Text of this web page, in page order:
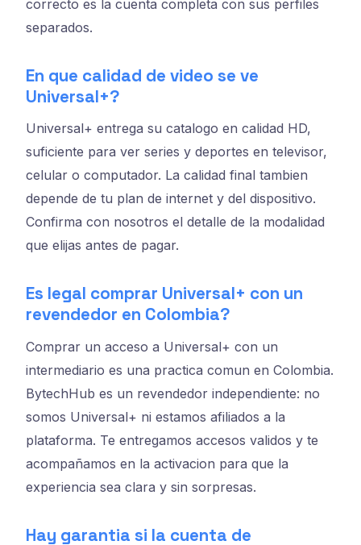
correcto es la cuenta completa con sus perfiles
separados.
En que calidad de video se ve
Universal+?
Universal+ entrega su catalogo en calidad HD,
suficiente para ver series y deportes en televisor,
celular o computador. La calidad final tambien
depende de tu plan de internet y del dispositivo.
Confirma con nosotros el detalle de la modalidad
que elijas antes de pagar.
Es legal comprar Universal+ con un
revendedor en Colombia?
Comprar un acceso a Universal+ con un
intermediario es una practica comun en Colombia.
BytechHub es un revendedor independiente: no
somos Universal+ ni estamos afiliados a la
plataforma. Te entregamos accesos validos y te
acompañamos en la activacion para que la
experiencia sea clara y sin sorpresas.
Hay garantia si la cuenta de